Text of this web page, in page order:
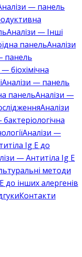
— панель
Аналізи — Інші
панельАналізи
панель
біохімічна
Аналізи — панель
панельАналізи —
Аналізи
Аналізи —
Ig E до
— Антитіла Ig E
методи
до інших алергенів
Контакти